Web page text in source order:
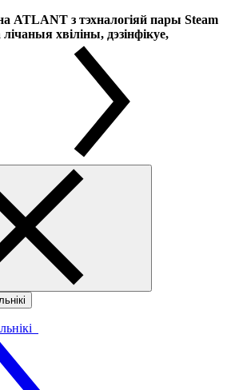
ATLANT з тэхналогіяй пары Steam
хвіліны, дэзінфікуе,